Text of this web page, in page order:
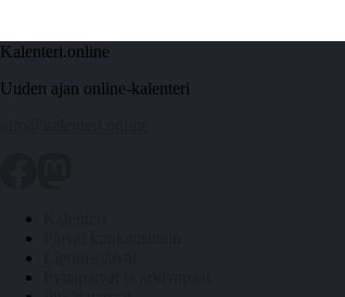
Kalenteri.online
Uuden ajan online-kalenteri